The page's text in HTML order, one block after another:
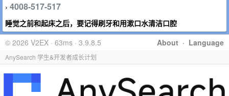
› 4008-517-517
睡觉之前和起床之后，要记得刷牙和用漱口水清洁口腔
About · Language
© 2026 V2EX · 63ms · 3.9.8.5
AnySearch 学生&开发者成长计划